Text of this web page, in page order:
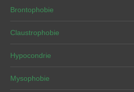
Brontophobie
Claustrophobie
Hypocondrie
Mysophobie